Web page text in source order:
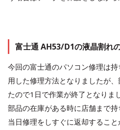
富士通 AH53/D1の液晶割れ
今回の富士通のパソコン修理は
用した修理方法となりましたが
たので1日で作業が終了となりまし
部品の在庫がある時に店舗まで
当日修理をしすぐに返却するこ